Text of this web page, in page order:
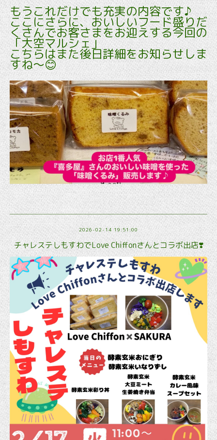
もうこれだけでも充実の内容です♪
ここにさらに、おいしいフード盛りだ
くさんでお客さまをお迎えする今回の
「大空マルシェ」
こちらはまた後日詳細をお知らせしま
すね～😊
2026-02-14 19:51:00
チャレステしもすわでLove Chiffonさんとコラボ出店❣️